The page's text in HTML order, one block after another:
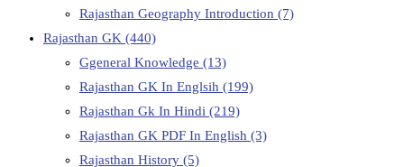
Rajasthan Geography Introduction (7)
Rajasthan GK (440)
Ggeneral Knowledge (13)
Rajasthan GK In Englsih (199)
Rajasthan Gk In Hindi (219)
Rajasthan GK PDF In English (3)
Rajasthan History (5)